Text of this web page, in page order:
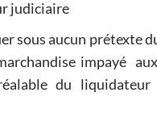
judiciaire
sous aucun prétexte
impayé
du